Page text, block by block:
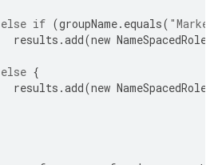
else if (groupName. equals(
results .add(new NameSpacedRole
else {
results .add(new NameSpacedRole